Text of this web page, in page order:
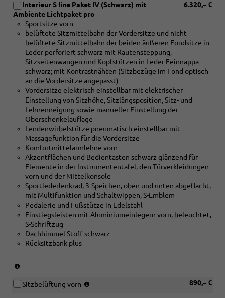
IV
oder
[PWW]
Interieurpaket
VIII)
Verbindung
mit
[5MB]
Dekoreinlagen
Aluminium
matt
gebürstet
oder
[5MK]
Dekoreinlagen
Carbon
Mikro-
Köper
Struktur
und
[QE1]
Ablage-
und
Gepäckraumpaket
und
[4D3]
Sitzbelüftung
vorn
6.320,– €
Interieur S line Paket IV (Schwarz) mit
Ambiente Lichtpaket pro
Sportsitze vorn
belüftete Sitzmittelbahn der Vordersitze und nicht
belüftete Sitzmittelbahn der beiden äußeren Fondsitze in
Leder perforiert schwarz mit Rautensteppung,
Sitzseitenwangen und Kopfstützen in Leder Feinnappa
schwarz; mit Kontrastnähten (Sitzbezüge im Fond optisch
an die Vordersitze angepasst)
Vordersitze elektrisch einstellbar mit elektrischer
Einstellung von Sitzhöhe, Sitzlängsposition, Sitz- und
Lehnenneigung sowie manueller Einstellung der
Oberschenkelauflage
Lendenwirbelstütze pneumatisch einstellbar mit
Massagefunktion für die Vordersitze
Komfortmittelarmlehne vorn
Akzentflächen und Bedientasten schwarz glänzend für
Elemente in der Instrumententafel, den Türverkleidungen
vorn und der Mittelkonsole
Sportlederlenkrad, 3-Speichen, oben und unten abgeflacht,
mit Multifunktion und Schaltwippen, S-Emblem
Pedalerie und Fußstütze in Edelstahl
Einstiegsleisten mit Aluminiumeinlegern vorn, beleuchtet,
S-Schriftzug
Dachhimmel Stoff schwarz
Rücksitzbank plus
Verbindung
890,– €
Sitzbelüftung vorn